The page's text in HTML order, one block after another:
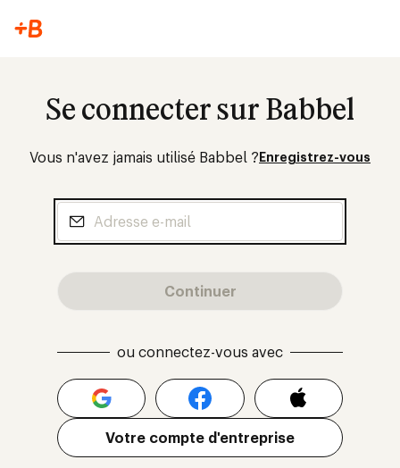
Se connecter sur Babbel
Vous n'avez jamais utilisé Babbel ?Enregistrez-vous
Continuer
Votre compte d'entreprise